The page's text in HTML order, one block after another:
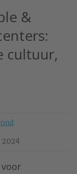
&
cultuur,
2024
voor